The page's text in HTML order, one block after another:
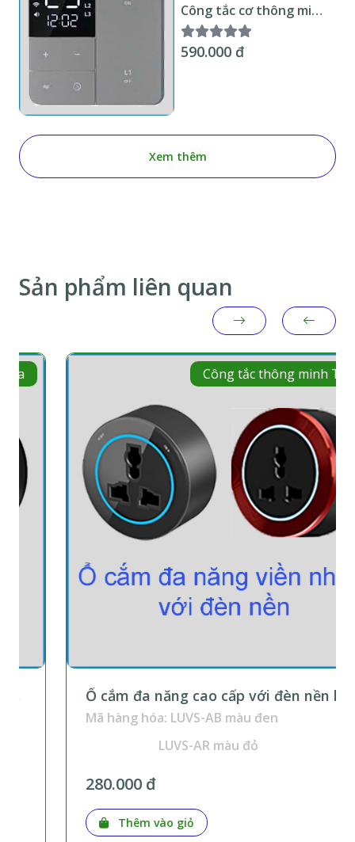
Công tắc cơ thông minh
Wifi KNX Smart Home 1
kênh, hiển thị nhiệt độ
chuẩn EU
590.000 đ
Xem thêm
Sản phẩm liên quan
Công tắc thông minh Tuya
Ổ cắm đa năng cao cấp với đèn nền lắp
trên thanh ray
Mã hàng hóa: LUVS-AB màu đen
LUVS-AR màu đỏ
280.000 đ
Thêm vào giỏ